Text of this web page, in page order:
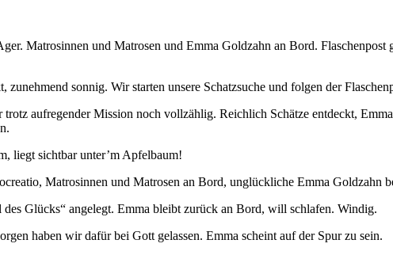
Matrosinnen und Matrosen und Emma Goldzahn an Bord.
sonnig. Wir starten unsere Schatzsuche und folgen der
aufregender Mission noch vollzählig. Reichlich Schätze entdeckt,
liegt sichtbar unter’m Apfelbaum!
Matrosinnen und Matrosen an Bord, unglückliche Emma Goldzahn
Glücks“ angelegt. Emma bleibt zurück an Bord, will schlafen. Windig.
haben wir dafür bei Gott gelassen. Emma scheint auf der Spur zu sein.